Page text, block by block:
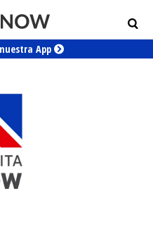
App